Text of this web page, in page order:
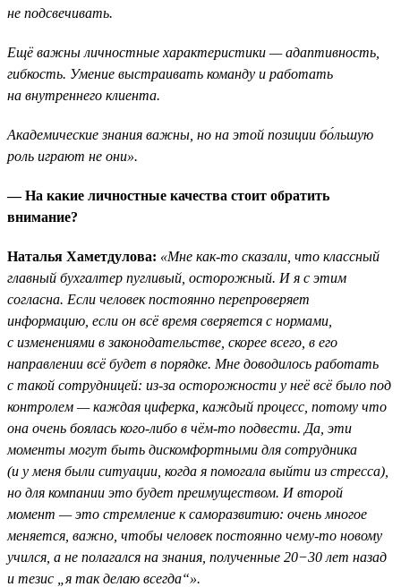
не подсвечивать.
Ещё важны личностные характеристики — адаптивность,
гибкость. Умение выстраивать команду и работать
на внутреннего клиента.
Академические знания важны, но на этой позиции бо́льшую
роль играют не они».
— На какие личностные качества стоит обратить
внимание?
Наталья Хаметдулова: «Мне как-то сказали, что классный
главный бухгалтер пугливый, осторожный. И я с этим
согласна. Если человек постоянно перепроверяет
информацию, если он всё время сверяется с нормами,
с изменениями в законодательстве, скорее всего, в его
направлении всё будет в порядке. Мне доводилось работать
с такой сотрудницей: из-за осторожности у неё всё было под
контролем — каждая циферка, каждый процесс, потому что
она очень боялась кого-либо в чём-то подвести. Да, эти
моменты могут быть дискомфортными для сотрудника
(и у меня были ситуации, когда я помогала выйти из стресса),
но для компании это будет преимуществом. И второй
момент — это стремление к саморазвитию: очень многое
меняется, важно, чтобы человек постоянно чему-то новому
учился, а не полагался на знания, полученные 20−30 лет назад
и тезис „я так делаю всегда“».